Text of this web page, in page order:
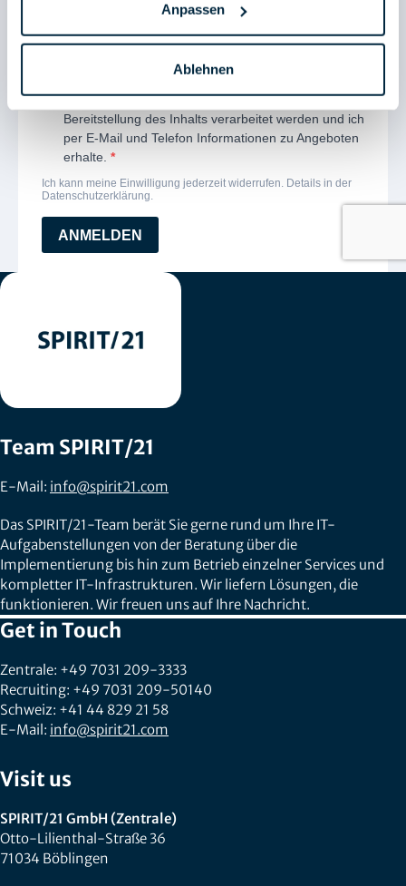
Anpassen
Ablehnen
Team SPIRIT/21
E-Mail: info@spirit21.com
Das SPIRIT/21-Team berät Sie gerne rund um Ihre IT-
Aufgabenstellungen von der Beratung über die
Implementierung bis hin zum Betrieb einzelner Services und
kompletter IT-Infrastrukturen. Wir liefern Lösungen, die
funktionieren. Wir freuen uns auf Ihre Nachricht.
Get in Touch
Zentrale: +49 7031 209-3333
Recruiting: +49 7031 209-50140
Schweiz: +41 44 829 21 58
E-Mail: info@spirit21.com
Visit us
SPIRIT/21 GmbH (Zentrale)
Otto-Lilienthal-Straße 36
71034 Böblingen